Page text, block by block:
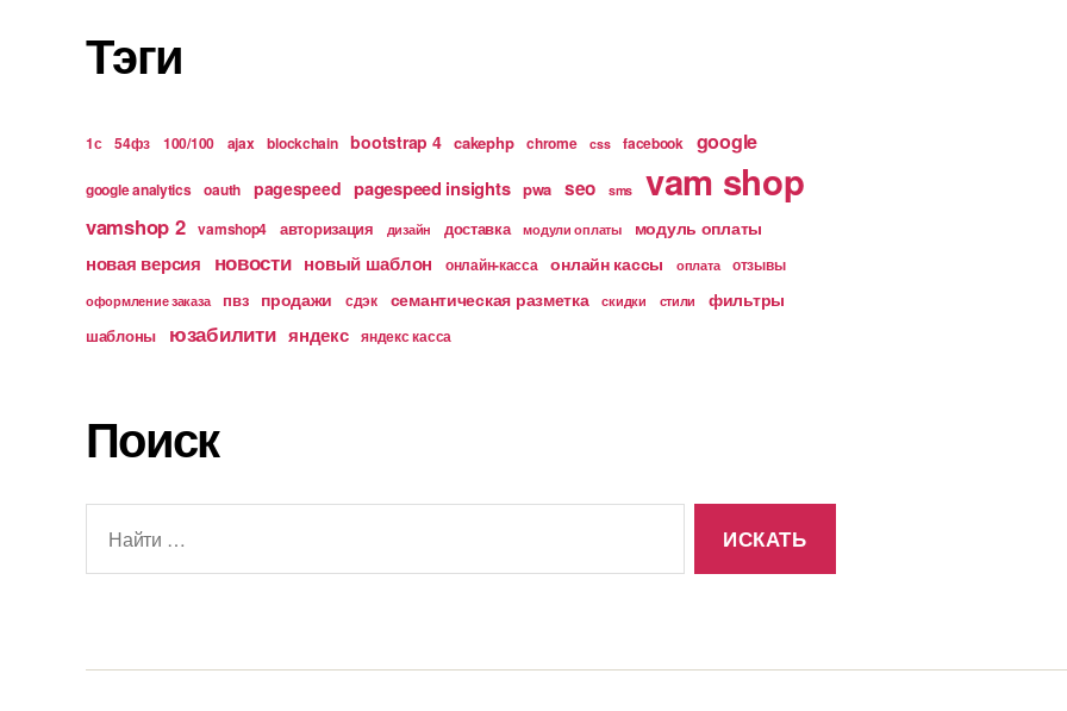
Тэги
1с 54фз 100/100 ajax blockchain bootstrap 4 cakephp chrome css facebook google
google analytics oauth pagespeed pagespeed insights pwa seo sms vam shop
vamshop 2 vamshop4 авторизация дизайн доставка модули оплаты модуль оплаты
новая версия новости новый шаблон онлайн-касса онлайн кассы оплата отзывы
оформление заказа пвз продажи сдэк семантическая разметка скидки стили фильтры
шаблоны юзабилити яндекс яндекс касса
Поиск